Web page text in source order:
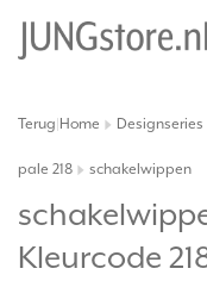
Terug Home Designseries
pale 218 schakelwippen
Kleurcode